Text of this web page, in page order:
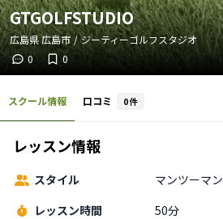
GTGOLFSTUDIO
広島県広島市 / ジーティーゴルフスタジオ
0
0
スクール情報 口コミ 0件
レッスン情報
スタイル
マンツーマン
レッスン時間
50分